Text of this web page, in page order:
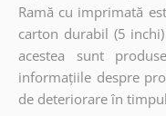
Ramă cu imprimată
carton durabil (5
acestea sunt
informațiile despre
de deteriorare în